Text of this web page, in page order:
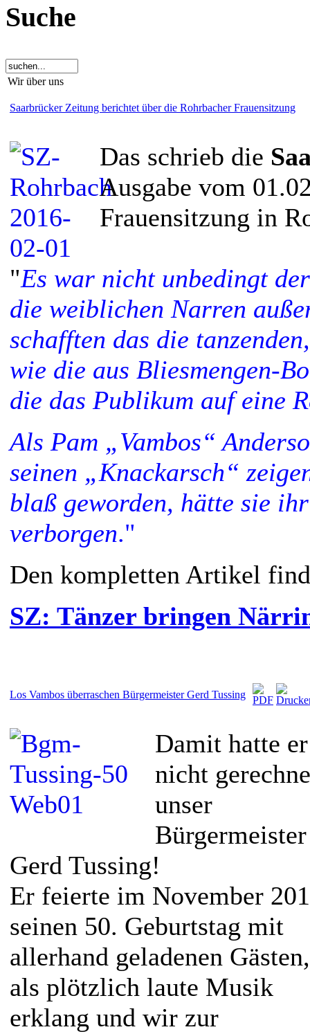
Suche
Wir über uns
Saarbrücker Zeitung berichtet über die Rohrbacher Frauensitzung
Das schrieb die
Ausgabe vom
Frauensitzung in
"Es war nicht unbedingt
die weiblichen Narren
schafften das die
wie die aus Bliesmengen-
die das Publikum auf eine
Als Pam „Vambos“
seinen „Knackarsch“
blaß geworden, hätte sie
verborgen."
Den kompletten Artikel
SZ: Tänzer bringen
Los Vambos überraschen Bürgermeister Gerd Tussing
Damit hatte er
nicht
unser
Bürgermeister
Gerd Tussing!
Er feierte im November
seinen 50. Geburtstag mit
allerhand geladenen Gästen,
als plötzlich laute Musik
erklang und wir zur